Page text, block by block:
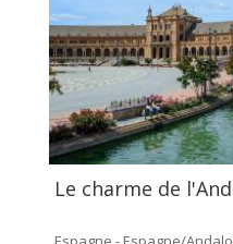
Le charme de